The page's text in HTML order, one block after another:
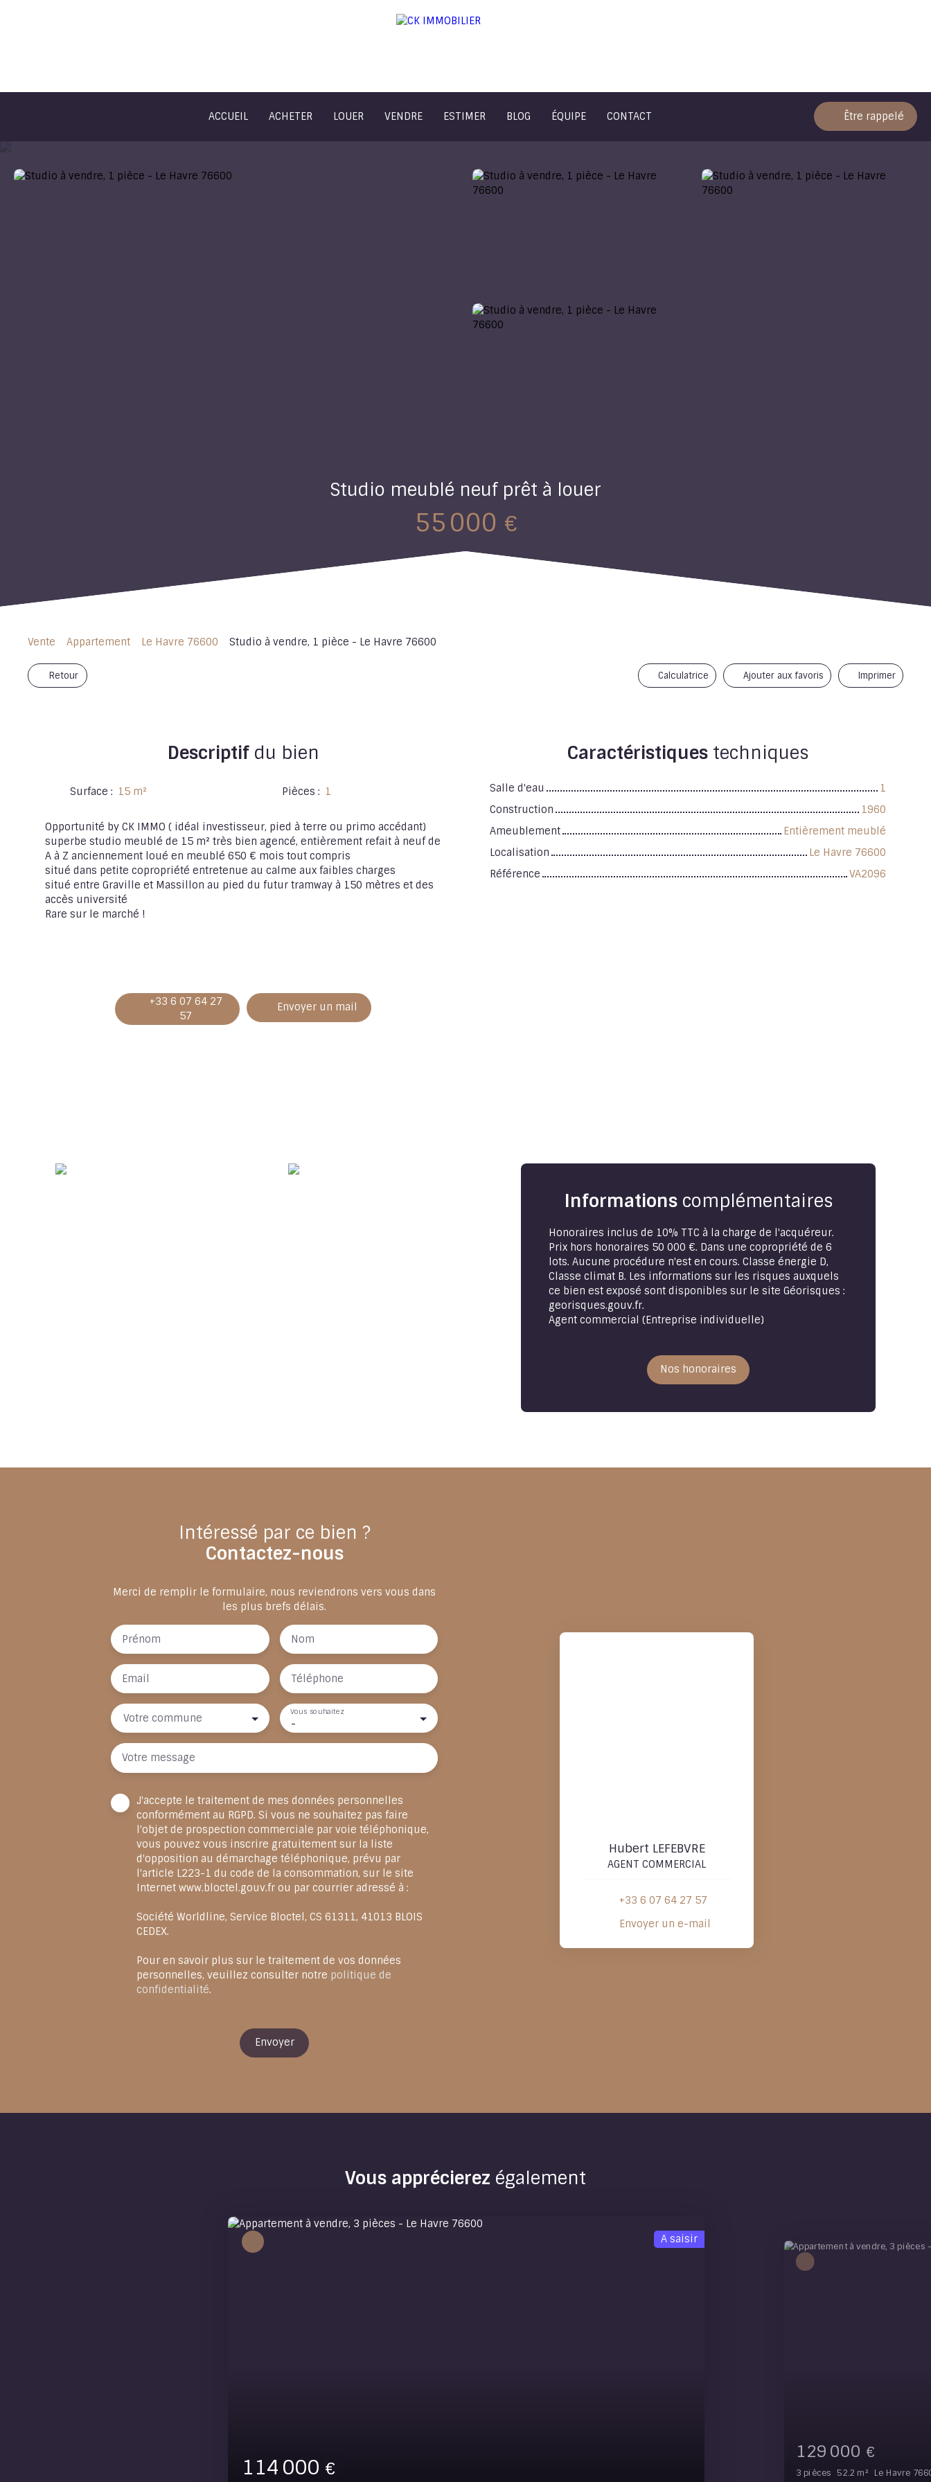
ACCUEIL ACHETER LOUER VENDRE ESTIMER BLOG ÉQUIPE CONTACT Être rappelé
Studio meublé neuf prêt à louer
55 000 €
Vente Appartement Le Havre 76600 Studio à vendre, 1 pièce - Le Havre 76600
Retour Calculatrice Ajouter aux favoris Imprimer
Descriptifdu bien
Surface : 15 m² Pièces : 1
Opportunité by CK IMMO ( idéal investisseur, pied à terre ou primo accédant)
superbe studio meublé de 15 m² très bien agencé, entièrement refait à neuf de
A à Z anciennement loué en meublé 650 € mois tout compris
situé dans petite copropriété entretenue au calme aux faibles charges
situé entre Graville et Massillon au pied du futur tramway à 150 mètres et des
accès université
Rare sur le marché !
+33 6 07 64 27
57
Envoyer un mail
Caractéristiques techniques
Salle d'eau
1
Construction
1960
Ameublement
Entièrement meublé
Localisation
Le Havre 76600
Référence
VA2096
Informationscomplémentaires
Honoraires inclus de 10% TTC à la charge de l'acquéreur.
Prix hors honoraires 50 000 €. Dans une copropriété de 6
lots. Aucune procédure n'est en cours. Classe énergie D,
Classe climat B. Les informations sur les risques auxquels
ce bien est exposé sont disponibles sur le site Géorisques :
georisques.gouv.fr.
Agent commercial (Entreprise individuelle)
Nos honoraires
Intéressé par ce bien ?
Contactez-nous
Merci de remplir le formulaire, nous reviendrons vers vous dans
les plus brefs délais.
Prénom Nom
Email Téléphone
Votre commune -
Vous souhaitez
Votre message
J'accepte le traitement de mes données personnelles
conformément au RGPD. Si vous ne souhaitez pas faire
l'objet de prospection commerciale par voie téléphonique,
vous pouvez vous inscrire gratuitement sur la liste
d'opposition au démarchage téléphonique, prévu par
l'article L223-1 du code de la consommation, sur le site
Internet www.bloctel.gouv.fr ou par courrier adressé à :
Société Worldline, Service Bloctel, CS 61311, 41013 BLOIS
CEDEX.
Pour en savoir plus sur le traitement de vos données
personnelles, veuillez consulter notre politique de
confidentialité.
Envoyer
Hubert LEFEBVRE
AGENT COMMERCIAL
+33 6 07 64 27 57
Envoyer un e-mail
Vous apprécierez également
129 000 €
420 000 €
4 pièces 99 m² Le Havre